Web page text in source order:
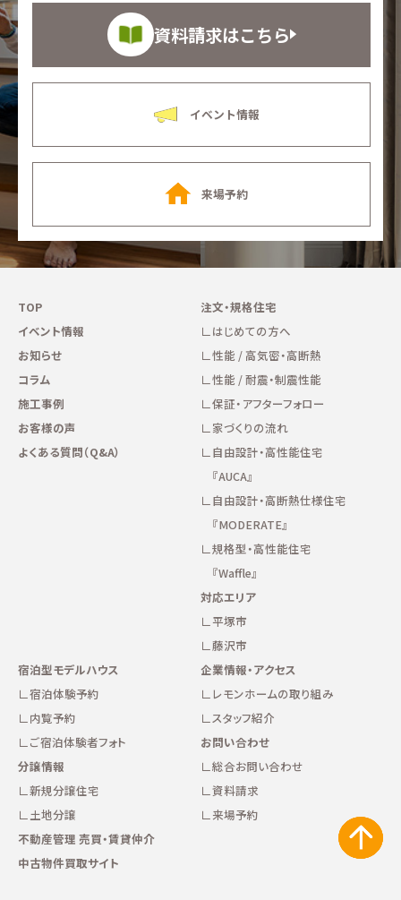
資料請求はこちら
イベント情報
来場予約
TOP
イベント情報
お知らせ
コラム
施工事例
お客様の声
よくある質問（Q&A）
注文・規格住宅
はじめての方へ
性能 / 高気密・高断熱
性能 / 耐震・制震性能
保証・アフターフォロー
家づくりの流れ
自由設計・高性能住宅
『AUCA』
自由設計・高断熱仕様住宅
『MODERATE』
規格型・高性能住宅
『Waffle』
対応エリア
平塚市
藤沢市
宿泊型モデルハウス
宿泊体験予約
内覧予約
ご宿泊体験者フォト
分譲情報
新規分譲住宅
土地分譲
不動産管理 売買・賃貸仲介
中古物件買取サイト
企業情報・アクセス
レモンホームの取り組み
スタッフ紹介
お問い合わせ
総合お問い合わせ
資料請求
来場予約